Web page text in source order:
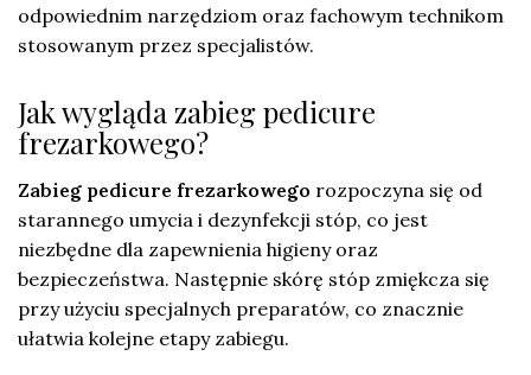
odpowiednim narzędziom oraz fachowym technikom
stosowanym przez specjalistów.
Jak wygląda zabieg pedicure
frezarkowego?
Zabieg pedicure frezarkowego rozpoczyna się od
starannego umycia i dezynfekcji stóp, co jest
niezbędne dla zapewnienia higieny oraz
bezpieczeństwa. Następnie skórę stóp zmiękcza się
przy użyciu specjalnych preparatów, co znacznie
ułatwia kolejne etapy zabiegu.